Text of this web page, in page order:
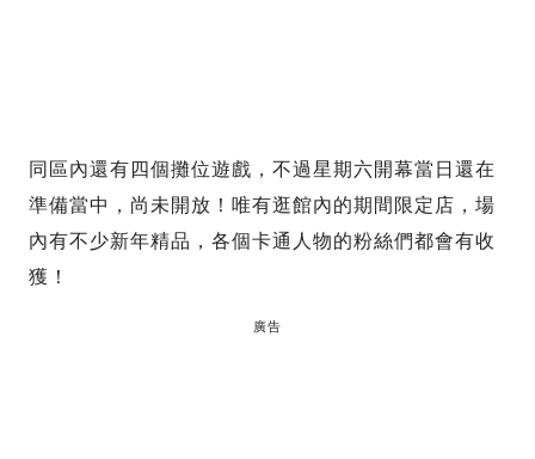
同區內還有四個攤位遊戲，不過星期六開幕當日還在
準備當中，尚未開放！唯有逛館內的期間限定店，場
內有不少新年精品，各個卡通人物的粉絲們都會有收
獲！
廣告